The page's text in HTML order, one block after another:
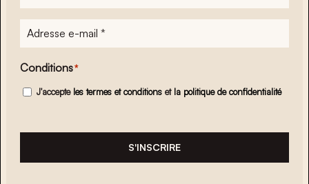
Adresse
e-
mail*
Conditions*
J'accepte les termes et conditions et la politique de confidentialité
S'INSCRIRE